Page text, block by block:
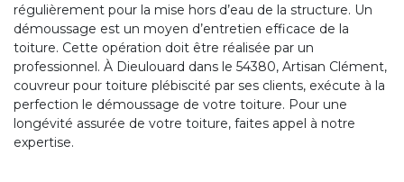
régulièrement pour la mise hors d’eau de la structure. Un
démoussage est un moyen d’entretien efficace de la
toiture. Cette opération doit être réalisée par un
professionnel. À Dieulouard dans le 54380, Artisan Clément,
couvreur pour toiture plébiscité par ses clients, exécute à la
perfection le démoussage de votre toiture. Pour une
longévité assurée de votre toiture, faites appel à notre
expertise.